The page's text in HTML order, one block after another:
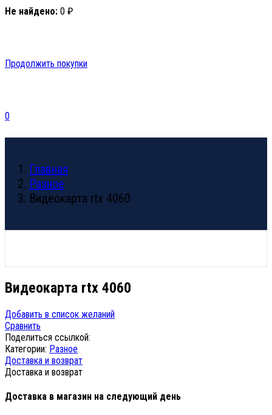
Не найдено: 0 ₽
Продолжить покупки
0
Главная
Разное
Видеокарта rtx 4060
Видеокарта rtx 4060
Навигация
по
записям
Добавить в список желаний
Сравнить
Поделиться ссылкой:
Категории: Разное
Доставка и возврат
Доставка и возврат
Доставка в магазин на следующий день